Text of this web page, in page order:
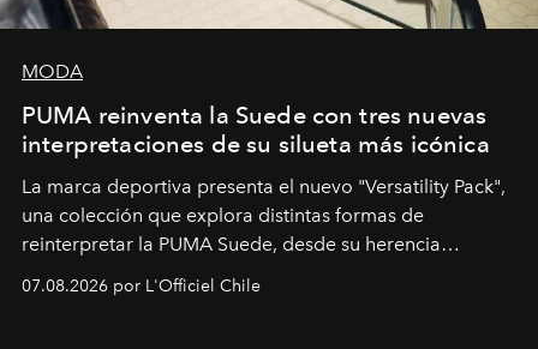
MODA
PUMA reinventa la Suede con tres nuevas
interpretaciones de su silueta más icónica
La marca deportiva presenta el nuevo "Versatility Pack",
una colección que explora distintas formas de
reinterpretar la PUMA Suede, desde su herencia
diseño y el universo outdoor.
07.08.2026 por L'Officiel Chile